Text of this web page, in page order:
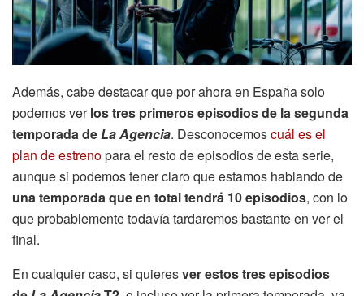
Además, cabe destacar que por ahora en España solo
podemos verlos tres primeros episodios de la segunda
temporada deLa Agencia. Desconocemoscuál es el
plan de estrenopara el resto de episodios de esta serie,
aunque si podemos tener claro que estamos hablando de
una temporada que en total tendrá 10 episodios, con lo
que probablemente todavía tardaremos bastante en ver el
final.
En cualquier caso, si quieresver estos tres episodios